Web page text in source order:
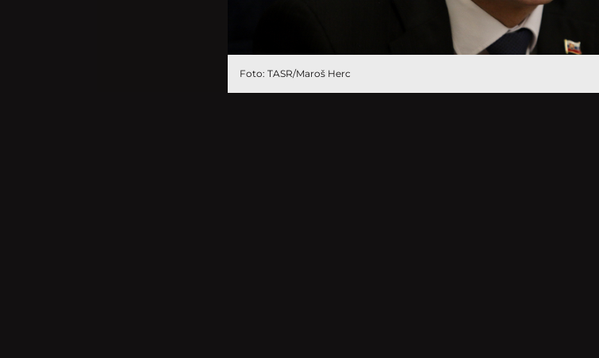
Foto: TASR/Maroš Herc